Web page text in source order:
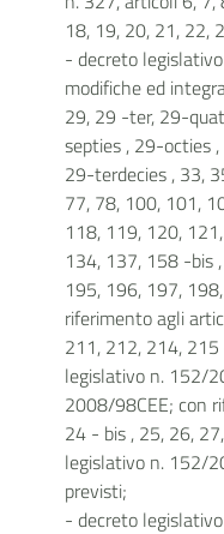
18, 19, 20, 21, 22,
- decreto
modifiche ed
29, 29 -ter, 29-
septies , 29-octies
29-terdecies , 33,
77, 78, 100, 101,
118, 119, 120,
134, 137, 158 -bis
195, 196, 197,
riferimento agli
211, 212, 214,
legislativo n. 152/
2008/98CEE; con
24 - bis , 25, 26,
legislativo n. 152/
previsti;
- decreto